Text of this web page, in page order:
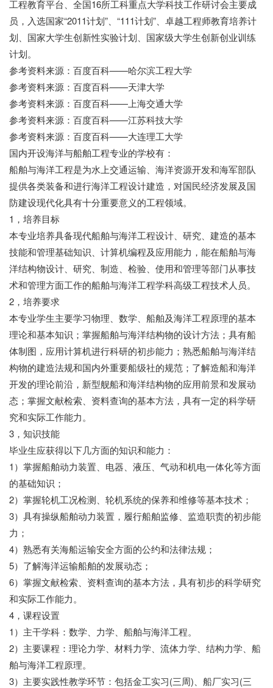
工程教育平台、全国16所工科重点大学科技工作研讨会主要成
员，入选国家“2011计划”、“111计划”、卓越工程师教育培养计
划、国家大学生创新性实验计划、国家级大学生创新创业训练
计划。
参考资料来源：百度百科——哈尔滨工程大学
参考资料来源：百度百科——天津大学
参考资料来源：百度百科——上海交通大学
参考资料来源：百度百科——江苏科技大学
参考资料来源：百度百科——大连理工大学
国内开设海洋与船舶工程专业的学校有：
船舶与海洋工程是为水上交通运输、海洋资源开发和海军部队
提供各类装备和进行海洋工程设计建造，对国民经济发展及国
防建设现代化具有十分重要意义的工程领域。
1，培养目标
本专业培养具备现代船舶与海洋工程设计、研究、建造的基本
技能和管理基础知识、计算机编程及应用能力，能在船舶与海
洋结构物设计、研究、制造、检验、使用和管理等部门从事技
术和管理方面工作的船舶与海洋工程学科高级工程技术人员。
2，培养要求
本专业学生主要学习物理、数学、船舶及海洋工程原理的基本
理论和基本知识；掌握船舶与海洋结构物的设计方法；具有船
体制图，应用计算机进行科研的初步能力；熟悉船舶与海洋结
构物的建造法规和国内外重要船级社的规范；了解造船和海洋
开发的理论前沿，新型舰船和海洋结构物的应用前景和发展动
态；掌握文献检索、资料查询的基本方法，具有一定的科学研
究和实际工作能力。
3，知识技能
毕业生应获得以下几方面的知识和能力：
1）掌握船舶动力装置、电器、液压、气动和机电一体化等方面
的基础知识；
2）掌握轮机工况检测、轮机系统的保养和维修等基本技术；
3）具有操纵船舶动力装置，履行船舶监修、监造职责的初步能
力；
4）熟悉有关海船运输安全方面的公约和法律法规；
5）了解海洋运输船舶的发展动态；
6）掌握文献检索、资料查询的基本方法，具有初步的科学研究
和实际工作能力。
4，课程设置
1）主干学科：数学、力学、船舶与海洋工程。
2）主要课程：理论力学、材料力学、流体力学、结构力学、船
舶与海洋工程原理。
3）主要实践性教学环节：包括金工实习(三周)、船厂实习(三